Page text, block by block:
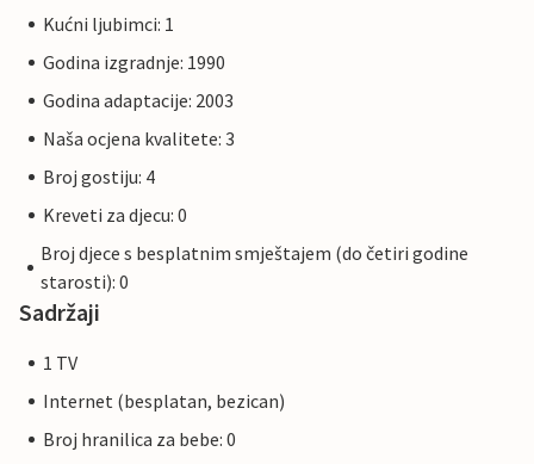
Kućni ljubimci: 1
Godina izgradnje: 1990
Godina adaptacije: 2003
Naša ocjena kvalitete: 3
Broj gostiju: 4
Kreveti za djecu: 0
Broj djece s besplatnim smještajem (do četiri godine
starosti): 0
Sadržaji
1 TV
Internet (besplatan, bezican)
Broj hranilica za bebe: 0